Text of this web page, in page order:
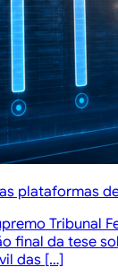
plataformas
Tribunal
final da tese
das […]